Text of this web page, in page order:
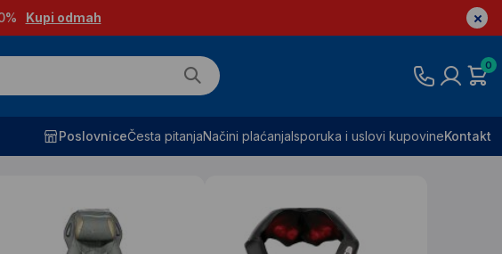
Kupi odmah
0
PoslovniceČesta pitanjaNačini plaćanjaIsporuka i uslovi kupovineKontakt